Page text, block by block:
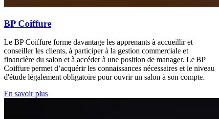
BP Coiffure
Le BP Coiffure forme davantage les apprenants à accueillir et
conseiller les clients, à participer à la gestion commerciale et
financière du salon et à accéder à une position de manager. Le BP
Coiffure permet d’acquérir les connaissances nécessaires et le niveau
d'étude légalement obligatoire pour ouvrir un salon à son compte.
En savoir plus